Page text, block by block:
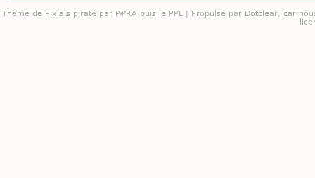
Thème de Pixials piraté par PꝒRA puis le PPL | Propulsé par Dotclear, car